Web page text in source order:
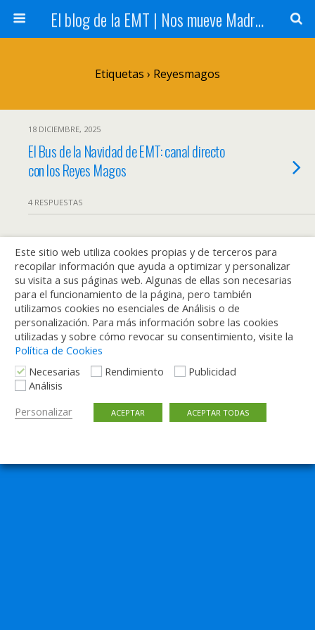
El blog de la EMT | Nos mueve Madrid
Etiquetas › Reyesmagos
18 DICIEMBRE, 2025
El Bus de la Navidad de EMT: canal directo
con los Reyes Magos
4 RESPUESTAS
Volver arriba
Móvil Escritorio
Este sitio web utiliza cookies propias y de terceros para
recopilar información que ayuda a optimizar y personalizar
su visita a sus páginas web. Algunas de ellas son necesarias
para el funcionamiento de la página, pero también
utilizamos cookies no esenciales de Análisis o de
personalización. Para más información sobre las cookies
utilizadas y sobre cómo revocar su consentimiento, visite la
Política de Cookies
Necesarias
Rendimiento
Publicidad
Análisis
Personalizar
ACEPTAR ACEPTAR TODAS